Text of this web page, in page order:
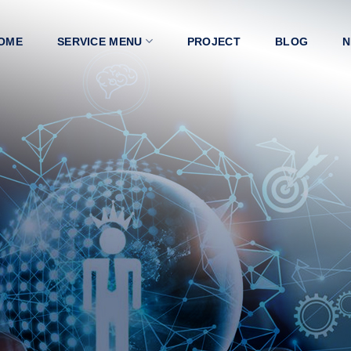
SERVICE MENU PROJECT BLOG